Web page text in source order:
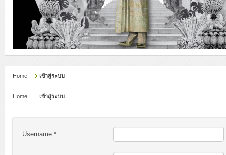
Home เข้าสู่ระบบ
Home เข้าสู่ระบบ
Username *